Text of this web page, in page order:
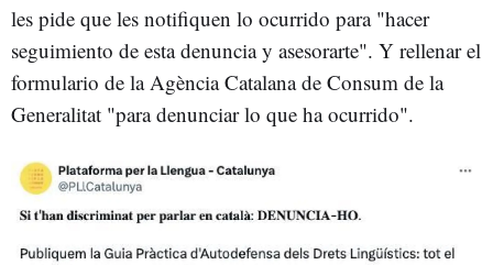
les pide que les notifiquen lo ocurrido para "hacer
seguimiento de esta denuncia y asesorarte". Y rellenar el
formulario de la Agència Catalana de Consum de la
Generalitat "para denunciar lo que ha ocurrido".